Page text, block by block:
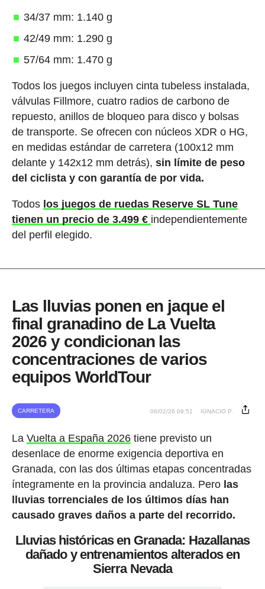
34/37 mm: 1.140 g
42/49 mm: 1.290 g
57/64 mm: 1.470 g
Todos los juegos incluyen cinta tubeless instalada,
válvulas Fillmore, cuatro radios de carbono de
repuesto, anillos de bloqueo para disco y bolsas
de transporte. Se ofrecen con núcleos XDR o HG,
en medidas estándar de carretera (100x12 mm
delante y 142x12 mm detrás), sin límite de peso
del ciclista y con garantía de por vida.
Todos los juegos de ruedas Reserve SL Tune
tienen un precio de 3.499 € independientemente
del perfil elegido.
Las lluvias ponen en jaque el
final granadino de La Vuelta
2026 y condicionan las
concentraciones de varios
equipos WorldTour
CARRETERA 06/02/26 09:51 IGNACIO P.
La Vuelta a España 2026tiene previsto un
desenlace de enorme exigencia deportiva en
Granada, con las dos últimas etapas concentradas
íntegramente en la provincia andaluza. Pero las
lluvias torrenciales de los últimos días han
causado graves daños a parte del recorrido.
Lluvias históricas en Granada: Hazallanas
dañado y entrenamientos alterados en
Sierra Nevada